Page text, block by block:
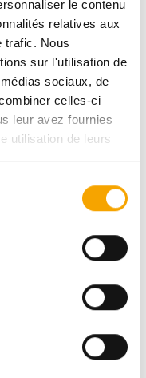
le contenu
relatives aux
trafic. Nous
sur l'utilisation de
sociaux, de
celles-ci
leur avez fournies
utilisation de leurs
bien, vous pouvez